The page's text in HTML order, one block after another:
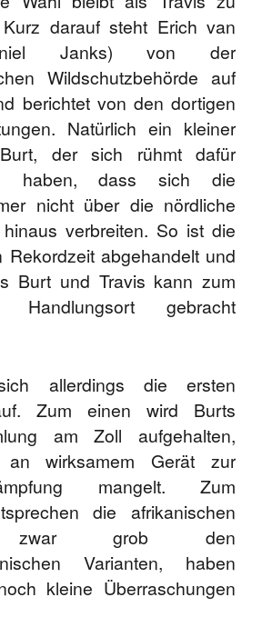
darauf steht Erich van
Janks) von der
Wildschutzbehörde auf
berichtet von den dortigen
Natürlich ein kleiner
der sich rühmt dafür
haben, dass sich die
nicht über die nördliche
verbreiten. So ist die
Rekordzeit abgehandelt und
Burt und Travis kann zum
Handlungsort gebracht
allerdings die ersten
Zum einen wird Burts
am Zoll aufgehalten,
wirksamem Gerät zur
mangelt. Zum
die afrikanischen
zwar grob den
Varianten, haben
kleine Überraschungen